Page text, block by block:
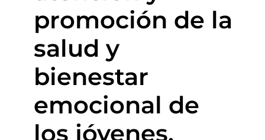
promoción de la
salud y
bienestar
emocional de
los jóvenes,